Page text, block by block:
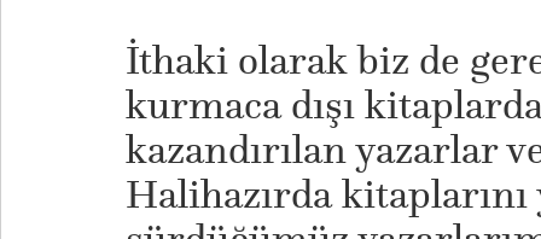
İthaki olarak biz de
kurmaca dışı
kazandırılan yazarlar
Halihazırda kitaplarını